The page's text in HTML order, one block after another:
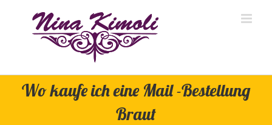
Wo kaufe ich eine Mail -Bestellung
Braut